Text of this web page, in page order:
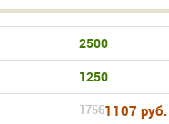
2500
1250
17561107 руб.